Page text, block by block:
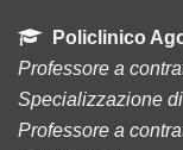
Policlinico
Professore a
Specializzazione
Professore a